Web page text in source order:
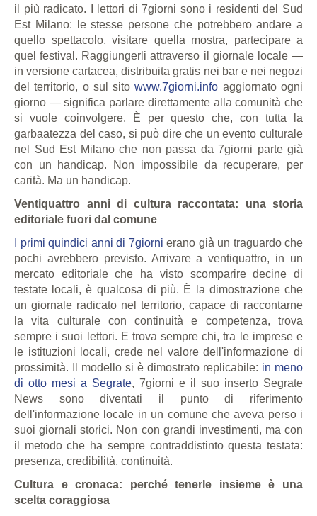
il più radicato. I lettori di 7giorni sono i residenti del Sud
Est Milano: le stesse persone che potrebbero andare a
quello spettacolo, visitare quella mostra, partecipare a
quel festival. Raggiungerli attraverso il giornale locale —
in versione cartacea, distribuita gratis nei bar e nei negozi
del territorio, o sul sitowww.7giorni.info aggiornato ogni
giorno — significa parlare direttamente alla comunità che
si vuole coinvolgere. È per questo che, con tutta la
garbaatezza del caso, si può dire che un evento culturale
nel Sud Est Milano che non passa da 7giorni parte già
con un handicap. Non impossibile da recuperare, per
carità. Ma un handicap.
Ventiquattro anni di cultura raccontata: una storia
editoriale fuori dal comune
I primi quindici anni di 7giorni erano già un traguardo che
pochi avrebbero previsto. Arrivare a ventiquattro, in un
mercato editoriale che ha visto scomparire decine di
testate locali, è qualcosa di più. È la dimostrazione che
un giornale radicato nel territorio, capace di raccontarne
la vita culturale con continuità e competenza, trova
sempre i suoi lettori. E trova sempre chi, tra le imprese e
le istituzioni locali, crede nel valore dell'informazione di
prossimità. Il modello si è dimostrato replicabile: in meno
di otto mesi a Segrate, 7giorni e il suo inserto Segrate
News sono diventati il punto di riferimento
dell'informazione locale in un comune che aveva perso i
suoi giornali storici. Non con grandi investimenti, ma con
il metodo che ha sempre contraddistinto questa testata:
presenza, credibilità, continuità.
Cultura e cronaca: perché tenerle insieme è una
scelta coraggiosa